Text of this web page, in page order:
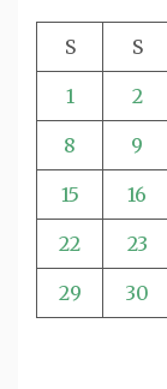
S
S
1 2
8 9
15 16
22 23
29 30